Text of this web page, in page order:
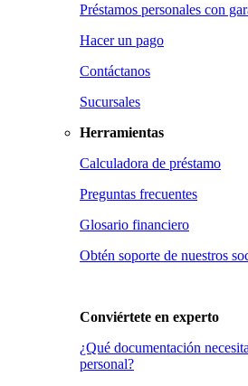
Préstamos personales con
Hacer un pago
Contáctanos
Sucursales
Herramientas
Calculadora de préstamo
Preguntas frecuentes
Glosario financiero
Obtén soporte de nuestros
Conviértete en experto
¿Qué documentación
personal?